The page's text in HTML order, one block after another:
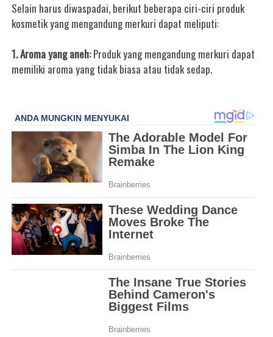
Selain harus diwaspadai, berikut beberapa ciri-ciri produk
kosmetik yang mengandung merkuri dapat meliputi:
1. Aroma yang aneh:Produk yang mengandung merkuri dapat
memiliki aroma yang tidak biasa atau tidak sedap.